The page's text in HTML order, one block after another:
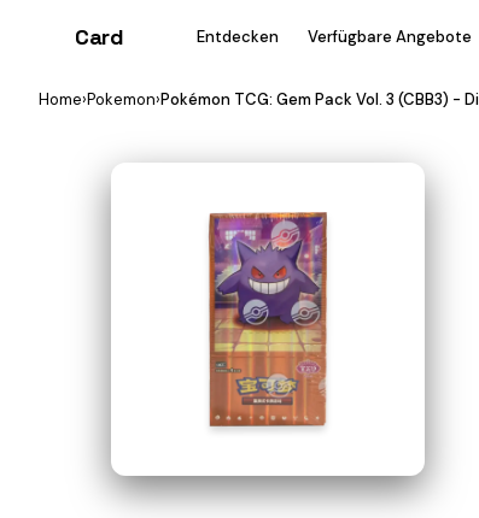
Card Entdecken Verfügbare Angebote
Home›Pokemon›Pokémon TCG: Gem Pack Vol. 3 (CBB3) -